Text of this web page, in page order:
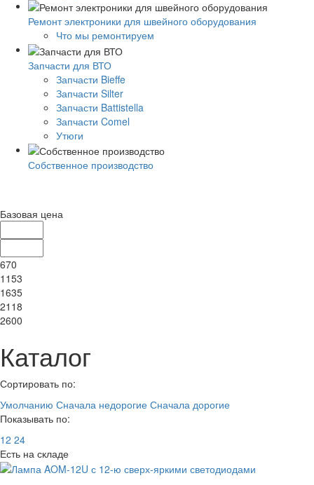
Ремонт электроники для швейного оборудования
Что мы ремонтируем
Запчасти для ВТО
Запчасти Bieffe
Запчасти Silter
Запчасти Battistella
Запчасти Comel
Утюги
Собственное производство
Базовая цена
670
1153
1635
2118
2600
Каталог
Сортировать по:
Умолчанию Сначала недорогие Сначала дорогие
Показывать по:
12 24
Есть на складе